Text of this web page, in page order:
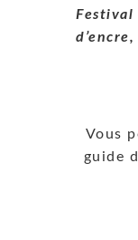
Festival
Vous
guide